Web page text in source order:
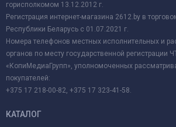
горисполкомом 13.12.2012 г.
Регистрация интернет-магазина 2612.by в
Республики Беларусь с 01.07.2021 г.
Номера телефонов местных исполнительных и
органов по месту государственной регистрации
«КопиМедиаГрупп», уполномоченных
покупателей:
+375 17 218-00-82, +375 17 323-41-58.
КАТАЛОГ